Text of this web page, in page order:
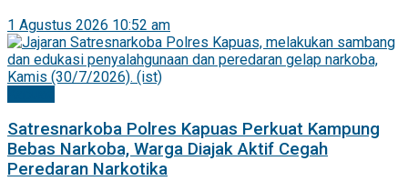
1 Agustus 2026 10:52 am
Satresnarkoba Polres Kapuas Perkuat Kampung
Bebas Narkoba, Warga Diajak Aktif Cegah
Peredaran Narkotika